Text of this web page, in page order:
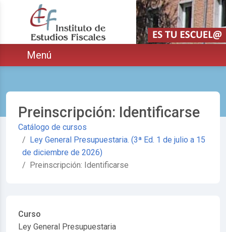
Saltar navegación. Ir directamente al contenido principal
Menú
Preinscripción: Identificarse
Catálogo de cursos
Ley General Presupuestaria. (3ª Ed. 1 de julio a 15
de diciembre de 2026)
Preinscripción: Identificarse
Curso
Ley General Presupuestaria